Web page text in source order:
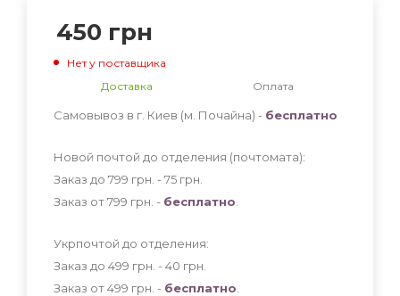
450 грн
Нет у поставщика
Доставка
Оплата
Самовывоз в г. Киев (м. Почайна) - бесплатно
Новой почтой до отделения (почтомата):
Заказ до 799 грн. - 75 грн
Заказ от 799 грн. - бесплатно
Укрпочтой до отделения:
Заказ до 499 грн. - 40 грн
Заказ от 499 грн. - бесплатно